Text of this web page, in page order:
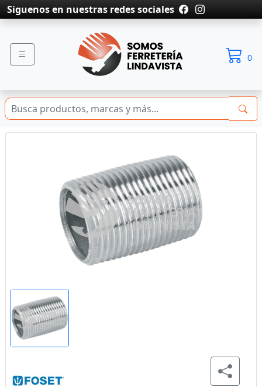
Siguenos en nuestras redes sociales
0